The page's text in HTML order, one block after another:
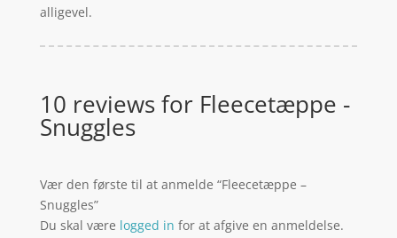
alligevel.
10 reviews for Fleecetæppe -
Snuggles
Vær den første til at anmelde “Fleecetæppe –
Snuggles”
Du skal være logged in for at afgive en anmeldelse.